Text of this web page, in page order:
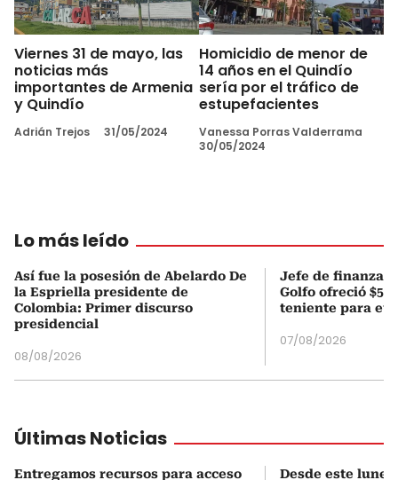
Viernes 31 de mayo, las
noticias más
importantes de Armenia
y Quindío
Adrián Trejos 31/05/2024
Homicidio de menor de
14 años en el Quindío
sería por el tráfico de
estupefacientes
Vanessa Porras Valderrama
30/05/2024
Lo más leído
Así fue la posesión de Abelardo De
la Espriella presidente de
Colombia: Primer discurso
presidencial
08/08/2026
Jefe de finanzas
Golfo ofreció
teniente para
07/08/2026
Últimas Noticias
Entregamos recursos para acceso
Desde este lunes